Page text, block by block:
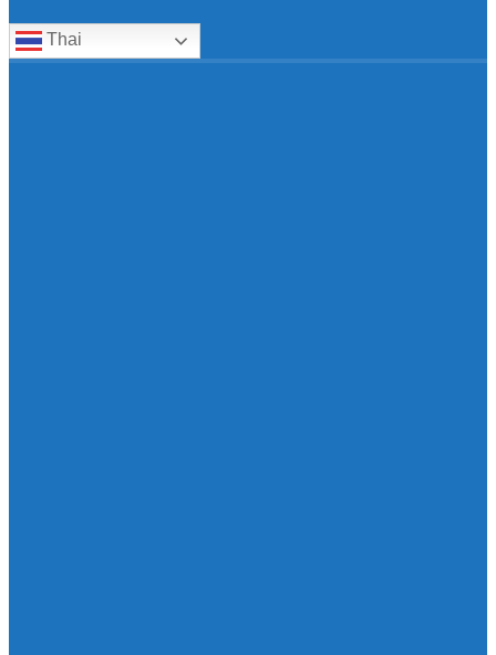
Thai